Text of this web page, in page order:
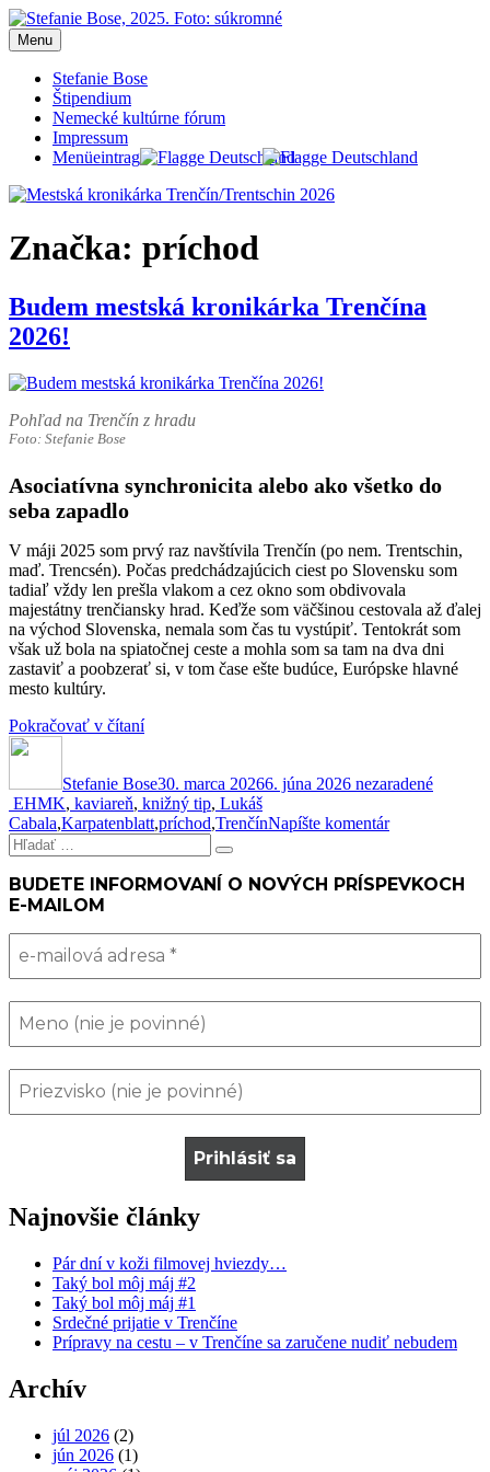
Prejsť
na
obsah
Mestská kronikárka Trenčín/Trentschin 2026
Blog Stefanie Bose, mestská kronikárka Trenčín 2026
Menu
Stefanie Bose
Štipendium
Nemecké kultúrne fórum
Impressum
Menüeintrag
Značka: príchod
Budem mestská kronikárka Trenčína
2026!
Pohľad na Trenčín z hradu
Foto: Stefanie Bose
Asociatívna synchronicita alebo ako všetko do
seba zapadlo
V máji 2025 som prvý raz navštívila Trenčín (po nem. Trentschin,
maď. Trencsén). Počas predchádzajúcich ciest po Slovensku som
tadiaľ vždy len prešla vlakom a cez okno som obdivovala
majestátny trenčiansky hrad. Keďže som väčšinou cestovala až ďalej
na východ Slovenska, nemala som čas tu vystúpiť. Tentokrát som
však už bola na spiatočnej ceste a mohla som sa tam na dva dni
zastaviť a poobzerať si, v tom čase ešte budúce, Európske hlavné
mesto kultúry.
Pokračovať v čítaní„Budem
Trenčína
2026!“
Stefanie Bose30. marca 20266. júna 2026 nezaradené
Značky
EHMK, kaviareň, knižný tip, Lukáš
Cabala,Karpatenblatt,príchod,TrenčínNapíšte komentárk
kronikárka
Hľadať:
Vyhľadávanie
BUDETE INFORMOVANÍ O NOVÝCH PRÍSPEVKOCH
E-MAILOM
Najnovšie články
Pár dní v koži filmovej hviezdy…
Taký bol môj máj #2
Taký bol môj máj #1
Srdečné prijatie v Trenčíne
Prípravy na cestu – v Trenčíne sa zaručene nudiť nebudem
Archív
júl 2026 (2)
jún 2026 (1)